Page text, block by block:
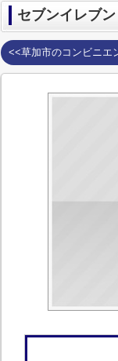
セブンイレブ
<<草加市のコンビニエ